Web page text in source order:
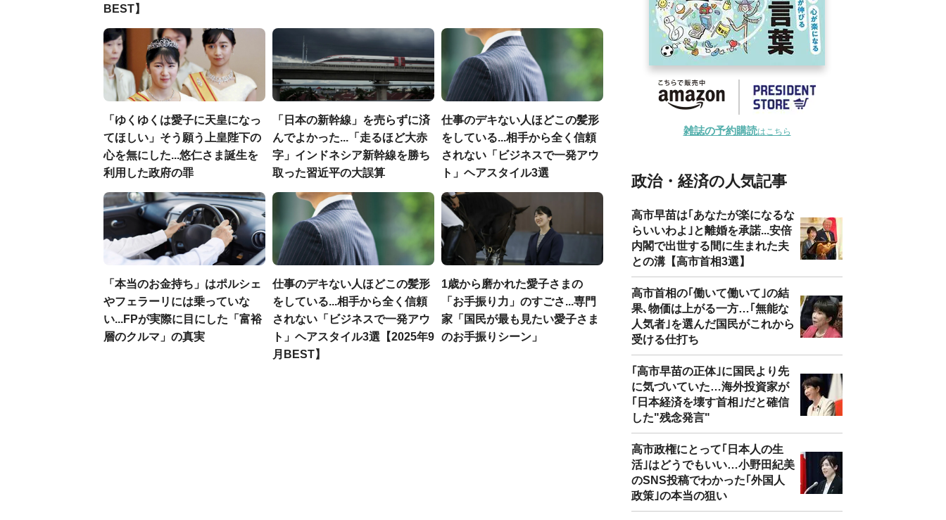
BEST】
「ゆくゆくは愛子に天皇になっ
てほしい」そう願う上皇陛下の
心を無にした...悠仁さま誕生を
利用した政府の罪
「日本の新幹線」を売らずに済
んでよかった...「走るほど大赤
字」インドネシア新幹線を勝ち
取った習近平の大誤算
仕事のデキない人ほどこの髪形
をしている...相手から全く信頼
されない「ビジネスで一発アウ
ト」ヘアスタイル3選
「本当のお金持ち」はポルシェ
やフェラーリには乗っていな
い...FPが実際に目にした「富裕
層のクルマ」の真実
仕事のデキない人ほどこの髪形
をしている...相手から全く信頼
されない「ビジネスで一発アウ
ト」ヘアスタイル3選【2025年9
月BEST】
1歳から磨かれた愛子さまの
「お手振り力」のすごさ...専門
家「国民が最も見たい愛子さま
のお手振りシーン」
雑誌の予約購読はこちら
政治・経済の人気記事
高市早苗は｢あなたが楽になるな
らいいわよ｣と離婚を承諾...安倍
内閣で出世する間に生まれた夫
との溝【高市首相3選】
高市首相の｢働いて働いて｣の結
果､物価は上がる一方…｢無能な
人気者｣を選んだ国民がこれから
受ける仕打ち
｢高市早苗の正体｣に国民より先
に気づいていた…海外投資家が
｢日本経済を壊す首相｣だと確信
した"残念発言"
高市政権にとって｢日本人の生
活｣はどうでもいい…小野田紀美
のSNS投稿でわかった｢外国人
政策｣の本当の狙い